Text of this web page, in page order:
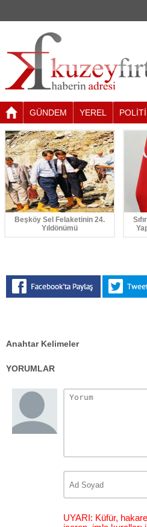
GÜNDEM YEREL
Beşköy Sel Felaketinin 24.
Yıldönümü
Anahtar Kelimeler
YORUMLAR
UYARI: Küfür,